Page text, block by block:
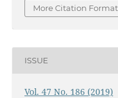
More Citation
ISSUE
Vol. 47 No. 186 (2019)